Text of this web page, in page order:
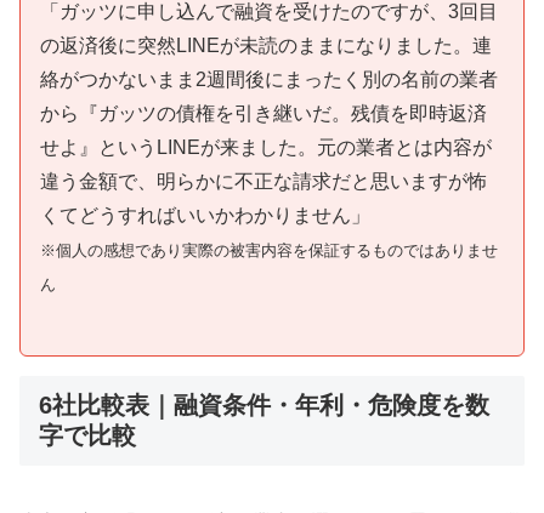
「ガッツに申し込んで融資を受けたのですが、3回目
の返済後に突然LINEが未読のままになりました。連
絡がつかないまま2週間後にまったく別の名前の業者
から『ガッツの債権を引き継いだ。残債を即時返済
せよ』というLINEが来ました。元の業者とは内容が
違う金額で、明らかに不正な請求だと思いますが怖
くてどうすればいいかわかりません」
※個人の感想であり実際の被害内容を保証するものではありませ
ん
6社比較表｜融資条件・年利・危険度を数
字で比較